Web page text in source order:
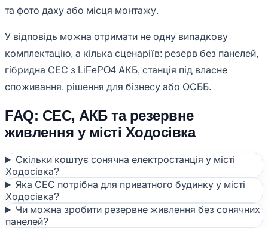
та фото даху або місця монтажу.
У відповідь можна отримати не одну випадкову
комплектацію, а кілька сценаріїв: резерв без панелей,
гібридна СЕС з LiFePO4 АКБ, станція під власне
споживання, рішення для бізнесу або ОСББ.
FAQ: СЕС, АКБ та резервне
живлення у місті Ходосівка
Скільки коштує сонячна електростанція у місті
Ходосівка?
Яка СЕС потрібна для приватного будинку у місті
Ходосівка?
Чи можна зробити резервне живлення без сонячних
панелей?